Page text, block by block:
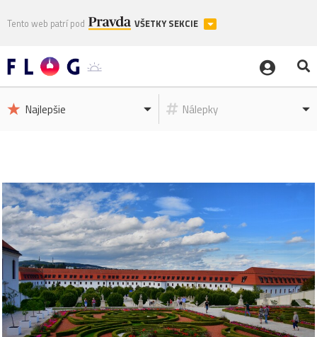
Tento web patrí pod VŠETKY SEKCIE
Najlepšie Nálepky